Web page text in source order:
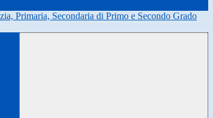
Primaria, Secondaria di Primo e Secondo Grado